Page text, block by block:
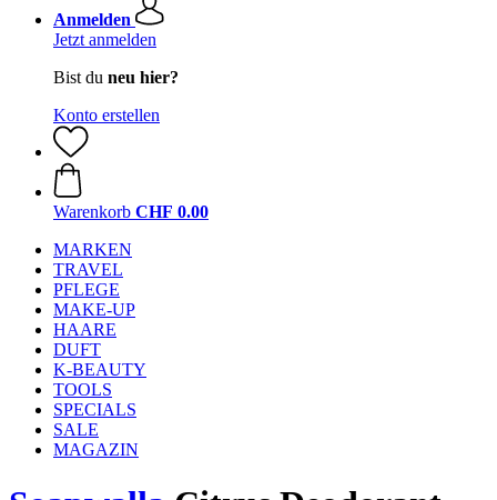
Anmelden
Jetzt anmelden
Bist du neu hier?
Konto erstellen
Warenkorb CHF 0.00
MARKEN
TRAVEL
PFLEGE
MAKE-UP
HAARE
DUFT
K-BEAUTY
TOOLS
SPECIALS
SALE
MAGAZIN